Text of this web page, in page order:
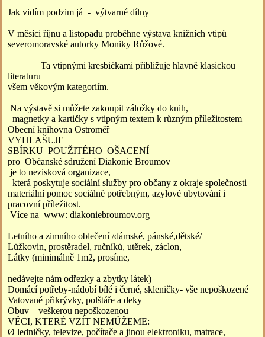
Jak vidím podzim já - výtvarné dílny
V měsíci říjnu a listopadu proběhne výstava knižních vtipů
severomoravské autorky Moniky Růžové.
Ta vtipnými kresbičkami přibližuje hlavně klasickou
literaturu
všem věkovým kategoriím.
Na výstavě si můžete zakoupit záložky do knih,
magnetky a kartičky s vtipným textem k různým příležitostem
Obecní knihovna Ostroměř
VYHLAŠUJE
SBÍRKU POUŽITÉHO OŠACENÍ
pro Občanské sdružení Diakonie Broumov
je to nezisková organizace,
která poskytuje sociální služby pro občany z okraje společnosti
materiální pomoc sociálně potřebným, azylové ubytování i
pracovní příležitost.
Více na www: diakoniebroumov.org
Letního a zimního oblečení /dámské, pánské,dětské/
Lůžkovin, prostěradel, ručníků, utěrek, záclon,
Látky (minimálně 1m2, prosíme,
nedávejte nám odřezky a zbytky látek)
Domácí potřeby-nádobí bílé i černé, skleničky- vše nepoškozené
Vatované přikrývky, polštáře a deky
Obuv – veškerou nepoškozenou
VĚCI, KTERÉ VZÍT NEMŮŽEME:
Ø ledničky, televize, počítače a jinou elektroniku, matrace,